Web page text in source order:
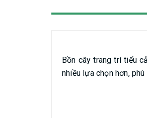
Bồn cây trang trí tiểu
nhiều lựa chọn hơn,